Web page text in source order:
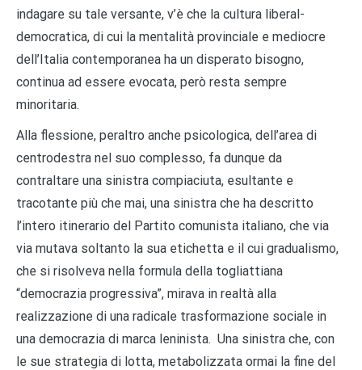
indagare su tale versante, v’è che la cultura liberal-
democratica, di cui la mentalità provinciale e mediocre
dell’Italia contemporanea ha un disperato bisogno,
continua ad essere evocata, però resta sempre
minoritaria.
Alla flessione, peraltro anche psicologica, dell’area di
centrodestra nel suo complesso, fa dunque da
contraltare una sinistra compiaciuta, esultante e
tracotante più che mai, una sinistra che ha descritto
l’intero itinerario del Partito comunista italiano, che via
via mutava soltanto la sua etichetta e il cui gradualismo,
che si risolveva nella formula della togliattiana
“democrazia progressiva”, mirava in realtà alla
realizzazione di una radicale trasformazione sociale in
una democrazia di marca leninista. Una sinistra che, con
le sue strategia di lotta, metabolizzata ormai la fine del